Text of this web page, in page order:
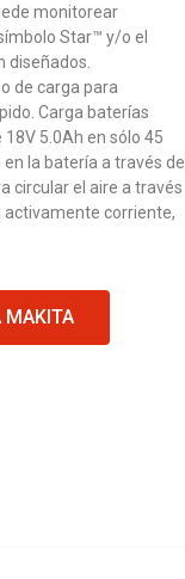
monitorear
Star™ y/o el
diseñados.
de carga para
Carga baterías
5.0Ah en sólo 45
la batería a través del
circular el aire a través
activamente corriente,
MAKITA